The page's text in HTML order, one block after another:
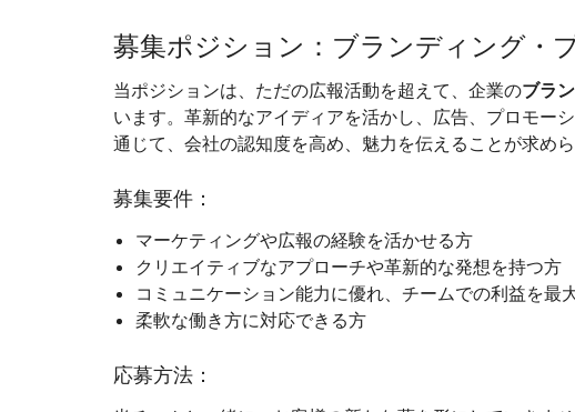
募集ポジション：ブランディング・
当ポジションは、ただの広報活動を超えて、企業のブラ
います。革新的なアイディアを活かし、広告、プロモー
通じて、会社の認知度を高め、魅力を伝えることが求めら
募集要件：
マーケティングや広報の経験を活かせる方
クリエイティブなアプローチや革新的な発想を持つ方
コミュニケーション能力に優れ、チームでの利益を最
柔軟な働き方に対応できる方
応募方法：